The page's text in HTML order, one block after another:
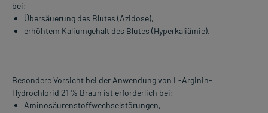
bei:
Übersäuerung des Blutes (Azidose),
erhöhtem Kaliumgehalt des Blutes (Hyperkaliämie).
Besondere Vorsicht bei der Anwendung von L-Arginin-
Hydrochlorid 21 % Braun ist erforderlich bei:
Aminosäurenstoffwechselstörungen,